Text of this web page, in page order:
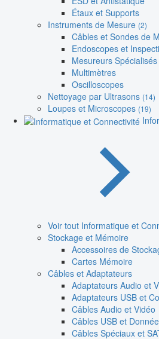
Étaux et Supports
Instruments de Mesure (2)
Câbles et Sondes de
Endoscopes et
Mesureurs Spécialisés
Multimètres
Oscilloscopes
Nettoyage par Ultrasons (14)
Loupes et Microscopes (19)
Voir tout Informatique et
Stockage et Mémoire
Accessoires de
Cartes Mémoire
Câbles et Adaptateurs
Adaptateurs Audio et
Adaptateurs USB et
Câbles Audio et Vidéo
Câbles USB et
Câbles Spéciaux et